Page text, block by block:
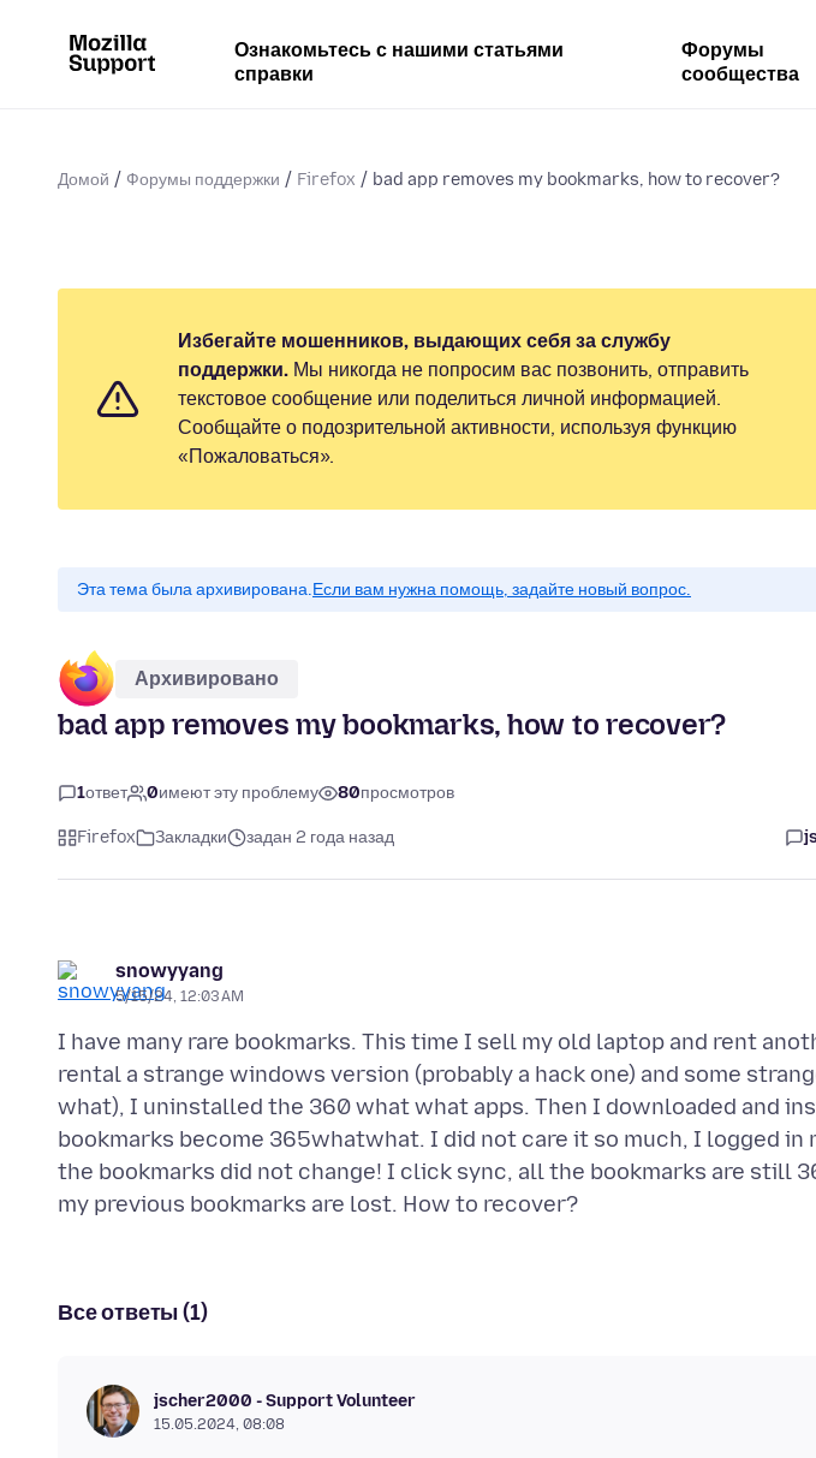
Ознакомьтесь с нашими статьями
справки
Форумы
сообщества
Домой Форумы поддержки Firefox bad app removes my bookmarks, how to recover?
Избегайте мошенников, выдающих себя за службу
поддержки. Мы никогда не попросим вас позвонить, отправить
текстовое сообщение или поделиться личной информацией.
Сообщайте о подозрительной активности, используя функцию
«Пожаловаться».
Эта тема была архивирована.Если вам нужна помощь, задайте новый вопрос.
Архивировано
bad app removes my bookmarks, how to recover?
1ответ 0имеют эту проблему 80просмотров
Firefox Закладки задан 2 года назад
snowyyang
5/15/24, 12:03 AM
I have many rare bookmarks. This time I sell my old laptop and rent
rental a strange windows version (probably a hack one) and some
what), I uninstalled the 360 what what apps. Then I downloaded and
bookmarks become 365whatwhat. I did not care it so much, I logged
the bookmarks did not change! I click sync, all the bookmarks are still
Все ответы (1)
jscher2000 - Support Volunteer
15.05.2024, 08:08